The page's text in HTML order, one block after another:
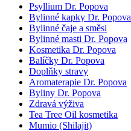
Psyllium Dr. Popova
Bylinné kapky Dr. Popova
Bylinné čaje a směsi
Bylinné masti Dr. Popova
Kosmetika Dr. Popova
Balíčky Dr. Popova
Doplňky stravy
Aromaterapie Dr. Popova
Byliny Dr. Popova
Zdravá výživa
Tea Tree Oil kosmetika
Mumio (Shilajit)